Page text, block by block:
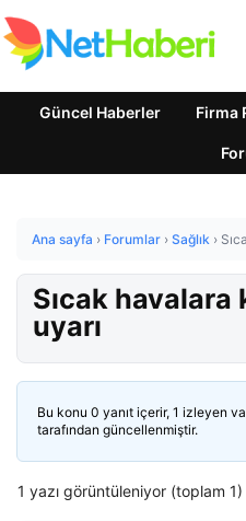
Güncel Haberler Firma
Ana sayfa › Forumlar › Sağlık ›
Sıcak havalara
uyarı
Bu konu 0 yanıt içerir, 1 izleyen
tarafından güncellenmiştir.
1 yazı görüntüleniyor (toplam 1)